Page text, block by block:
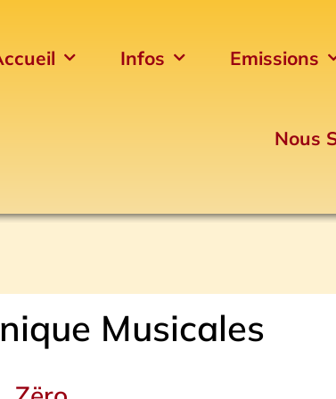
Infos Emissions
Nous
Musicales